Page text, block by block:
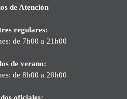
de Atención
regulares:
de 7h00 a 21h00
de verano:
de 8h00 a 20h00
oficiales: